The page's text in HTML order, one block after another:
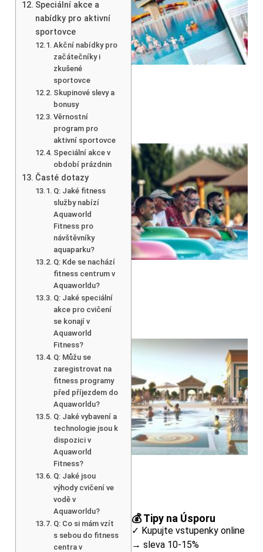
Speciální akce a
nabídky pro aktivní
sportovce
Akční nabídky pro
začátečníky i
zkušené
sportovce
Skupinové slevy a
bonusy
Věrnostní
program pro
aktivní sportovce
Speciální akce v
období prázdnin
Časté dotazy
Q: Jaké fitness
služby nabízí
Aquaworld
Fitness pro
návštěvníky
aquaparku?
Q: Kde se nachází
fitness centrum v
Aquaworldu?
Q: Jaké speciální
akce pro cvičení
se konají v
Aquaworld
Fitness?
Q: Můžu se
zaregistrovat na
fitness programy
před příjezdem do
Aquaworldu?
Q: Jaké vybavení a
technologie jsou k
dispozici v
Aquaworld
Fitness?
Q: Jaké jsou
výhody cvičení ve
vodě v
Aquaworldu?
Q: Co si mám vzít
s sebou do fitness
centra v
💰 Tipy na Úsporu
✓ Kupujte vstupenky online
→ sleva 10-15%